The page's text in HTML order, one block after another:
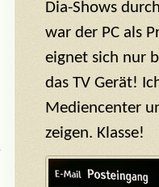
Dia-Shows
war der PC als
eignet sich nur
das TV Gerät!
Mediencenter
zeigen. Klasse!